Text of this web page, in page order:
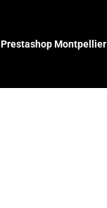
Prestashop Montpellier